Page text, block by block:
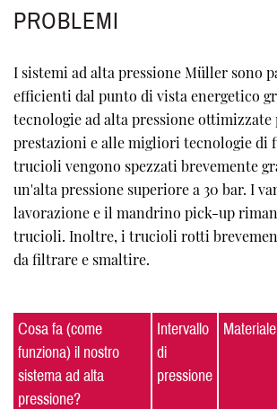
PROBLEMI
I sistemi ad alta pressione Müller sono
efficienti dal punto di vista energetico
tecnologie ad alta pressione ottimizzate
prestazioni e alle migliori tecnologie di
trucioli vengono spezzati brevemente
un'alta pressione superiore a 30 bar. I
lavorazione e il mandrino pick-up
trucioli. Inoltre, i trucioli rotti
da filtrare e smaltire.
Cosa fa (come
funziona) il nostro
sistema ad alta
pressione?
Intervallo
di
pressione
Materiale